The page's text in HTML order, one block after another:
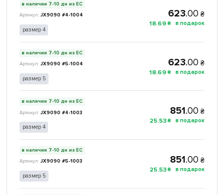
в наличии 7-10 дн из ЕС
JX9090 #4-1004
размер 4
623.00 ₴
18.69 ₴
в наличии 7-10 дн из ЕС
JX9090 #5-1004
размер 5
623.00 ₴
18.69 ₴
в наличии 7-10 дн из ЕС
JX9090 #4-1003
размер 4
851.00 ₴
25.53₴
в наличии 7-10 дн из ЕС
JX9090 #5-1003
размер 5
851.00 ₴
25.53₴